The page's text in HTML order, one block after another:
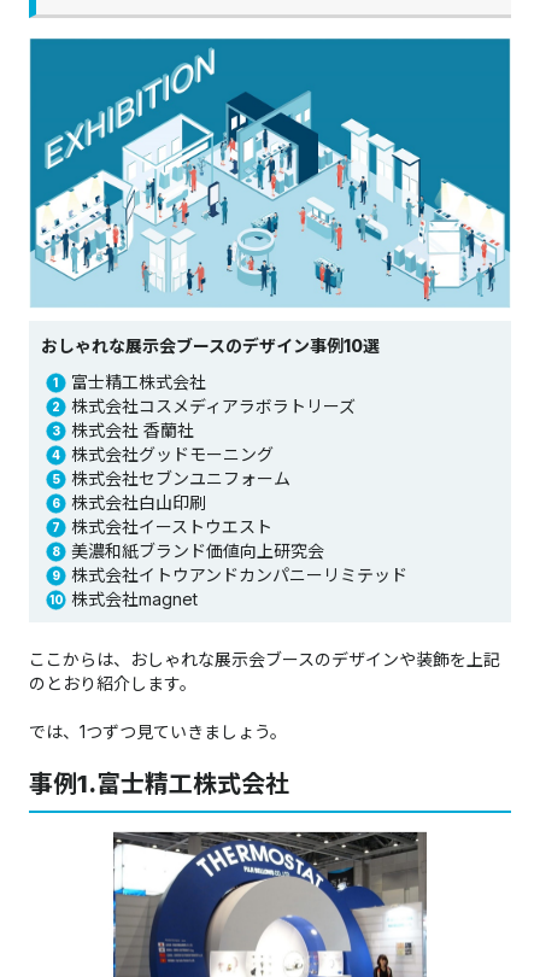
おしゃれな展示会ブースのデザイン事例10選
富士精工株式会社
株式会社コスメディアラボラトリーズ
株式会社 香蘭社
株式会社グッドモーニング
株式会社セブンユニフォーム
株式会社白山印刷
株式会社イーストウエスト
美濃和紙ブランド価値向上研究会
株式会社イトウアンドカンパニーリミテッド
株式会社magnet
ここからは、おしゃれな展示会ブースのデザインや装飾を上記
のとおり紹介します。
では、1つずつ見ていきましょう。
事例1.富士精工株式会社